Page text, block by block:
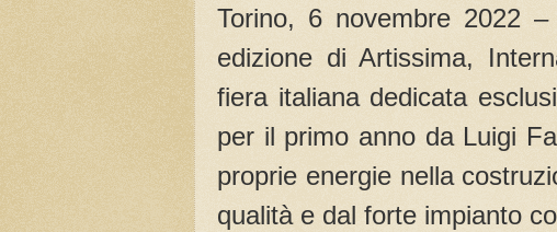
Torino, 6 novembre 2022
edizione di Artissima,
fiera italiana dedicata
per il primo anno da Luigi
proprie energie nella
qualità e dal forte impianto